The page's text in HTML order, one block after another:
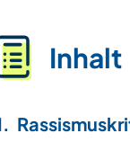
Inhalt